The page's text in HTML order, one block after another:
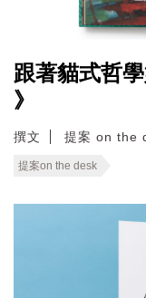
跟著貓式哲
》
撰文 提案 on the
提案on the desk